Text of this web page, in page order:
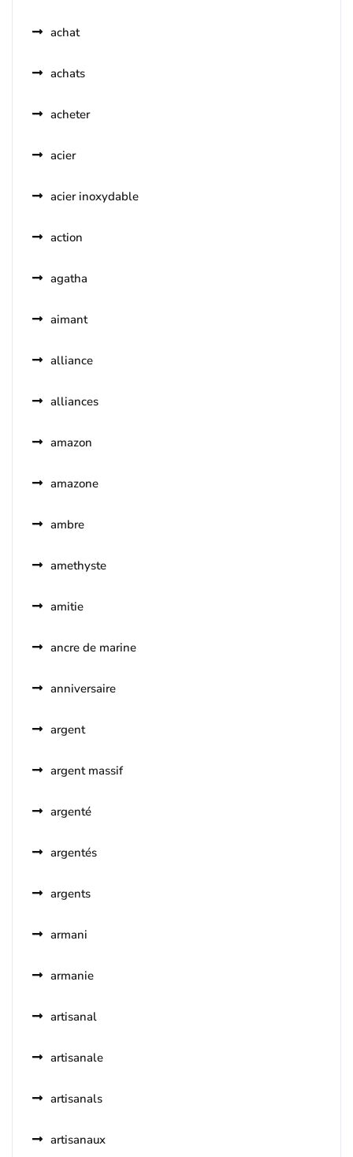
achat
achats
acheter
acier
acier inoxydable
action
agatha
aimant
alliance
alliances
amazon
amazone
ambre
amethyste
amitie
ancre de marine
anniversaire
argent
argent massif
argenté
argentés
argents
armani
armanie
artisanal
artisanale
artisanals
artisanaux